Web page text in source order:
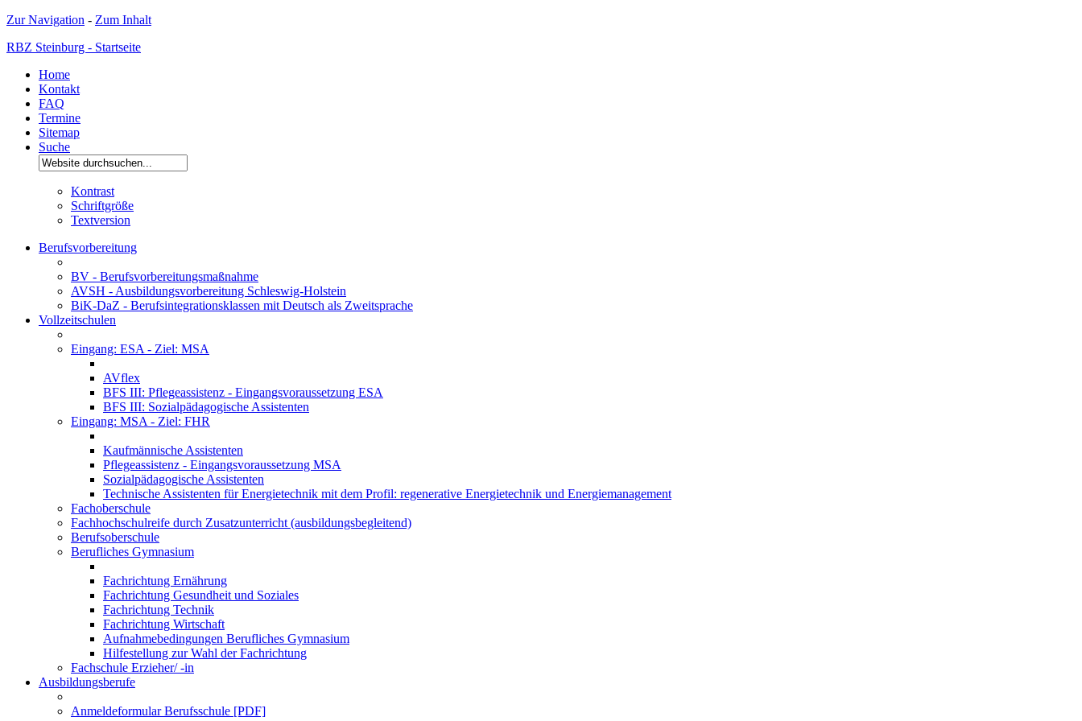
Zur Navigation - Zum Inhalt
RBZ Steinburg - Startseite
Home
Kontakt
FAQ
Termine
Sitemap
Suche
Kontrast
Schriftgröße
Textversion
Berufsvorbereitung
BV - Berufsvorbereitungsmaßnahme
AVSH - Ausbildungsvorbereitung Schleswig-Holstein
BiK-DaZ - Berufsintegrationsklassen mit Deutsch als Zweitsprache
Vollzeitschulen
Eingang: ESA - Ziel: MSA
AVflex
BFS III: Pflegeassistenz - Eingangsvoraussetzung ESA
BFS III: Sozialpädagogische Assistenten
Eingang: MSA - Ziel: FHR
Kaufmännische Assistenten
Pflegeassistenz - Eingangsvoraussetzung MSA
Sozialpädagogische Assistenten
Technische Assistenten für Energietechnik mit dem Profil: regenerative Energietechnik und Energiemanagement
Fachoberschule
Fachhochschulreife durch Zusatzunterricht (ausbildungsbegleitend)
Berufsoberschule
Berufliches Gymnasium
Fachrichtung Ernährung
Fachrichtung Gesundheit und Soziales
Fachrichtung Technik
Fachrichtung Wirtschaft
Aufnahmebedingungen Berufliches Gymnasium
Hilfestellung zur Wahl der Fachrichtung
Fachschule Erzieher/ -in
Ausbildungsberufe
Anmeldeformular Berufsschule [PDF]